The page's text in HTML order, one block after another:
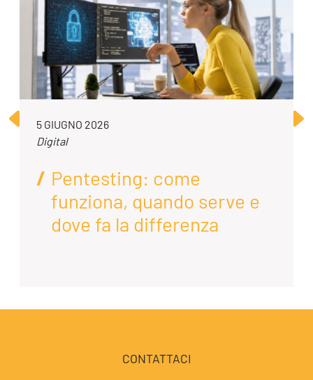
5 GIUGNO 2026
Digital
Pentesting: come
funziona, quando serve e
dove fa la differenza
CONTATTACI